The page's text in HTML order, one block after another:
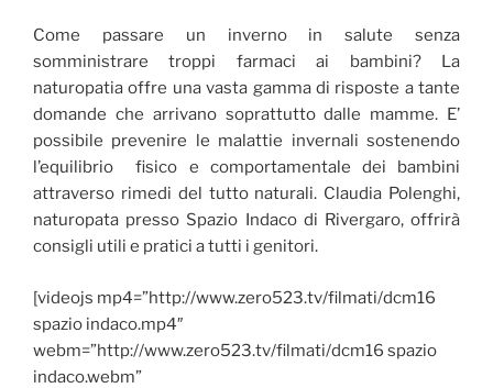
Come passare un inverno in salute senza
somministrare troppi farmaci ai bambini? La
naturopatia offre una vasta gamma di risposte a tante
domande che arrivano soprattutto dalle mamme. E’
possibile prevenire le malattie invernali sostenendo
l’equilibrio fisico e comportamentale dei bambini
attraverso rimedi del tutto naturali. Claudia Polenghi,
naturopata presso Spazio Indaco di Rivergaro, offrirà
consigli utili e pratici a tutti i genitori.
[videojs mp4=”http://www.zero523.tv/filmati/dcm16
spazio indaco.mp4″
webm=”http://www.zero523.tv/filmati/dcm16 spazio
indaco.webm”